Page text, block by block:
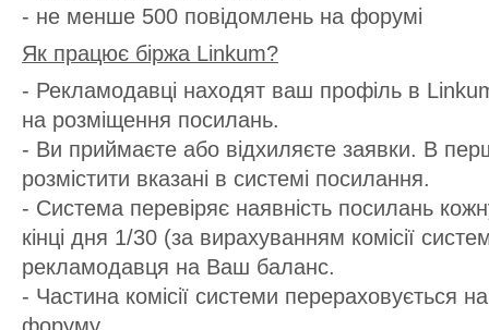
- не менше 500 повідомлень на форумі
Як працює біржа Linkum?
- Рекламодавці находят ваш профіль в
на розміщення посилань.
- Ви приймаєте або відхиляєте заявки. В
розмістити вказані в системі посилання.
- Система перевіряє наявність посилань
кінці дня 1/30 (за вирахуванням комісії
рекламодавця на Ваш баланс.
- Частина комісії системи перераховується